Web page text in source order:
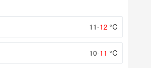
11-12 °C
10-11 °C